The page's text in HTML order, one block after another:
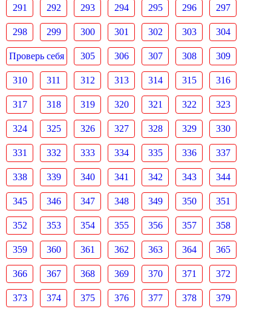
291 292 293 294 295 296 297
298 299 300 301 302 303 304
Проверь себя 305 306 307 308 309
310 311 312 313 314 315 316
317 318 319 320 321 322 323
324 325 326 327 328 329 330
331 332 333 334 335 336 337
338 339 340 341 342 343 344
345 346 347 348 349 350 351
352 353 354 355 356 357 358
359 360 361 362 363 364 365
366 367 368 369 370 371 372
373 374 375 376 377 378 379